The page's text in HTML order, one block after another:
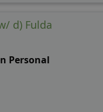
d) Fulda
Personal